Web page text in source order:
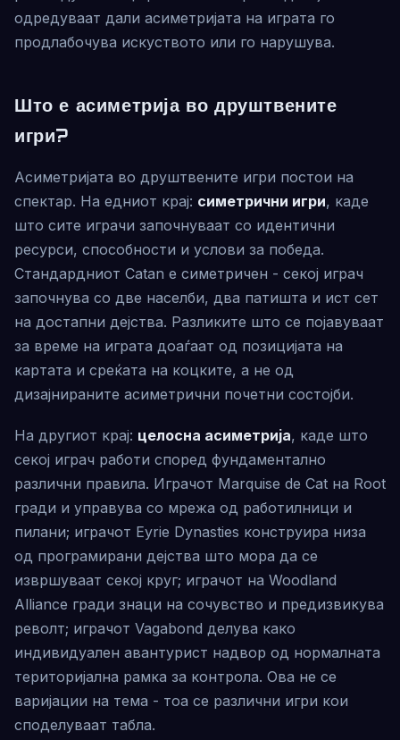
одредуваат дали асиметријата на играта го
продлабочува искуството или го нарушува.
Што е асиметрија во друштвените
игри?
Асиметријата во друштвените игри постои на
спектар. На едниот крај: симетрични игри, каде
што сите играчи започнуваат со идентични
ресурси, способности и услови за победа.
Стандардниот Catan е симетричен - секој играч
започнува со две населби, два патишта и ист сет
на достапни дејства. Разликите што се појавуваат
за време на играта доаѓаат од позицијата на
картата и среќата на коцките, а не од
дизајнираните асиметрични почетни состојби.
На другиот крај: целосна асиметрија, каде што
секој играч работи според фундаментално
различни правила. Играчот Marquise de Cat на Root
гради и управува со мрежа од работилници и
пилани; играчот Eyrie Dynasties конструира низа
од програмирани дејства што мора да се
извршуваат секој круг; играчот на Woodland
Alliance гради знаци на сочувство и предизвикува
револт; играчот Vagabond делува како
индивидуален авантурист надвор од нормалната
територијална рамка за контрола. Ова не се
варијации на тема - тоа се различни игри кои
споделуваат табла.